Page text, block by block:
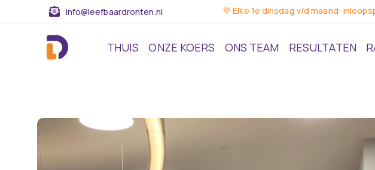
info@leefbaardronten.nl 💜 Elke 1e dinsdag v/d maand:
THUIS ONZE KOERS ONS TEAM RESULTATEN